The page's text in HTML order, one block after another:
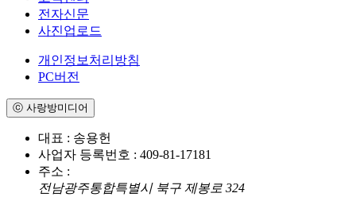
전자신문
사진업로드
개인정보처리방침
PC버전
ⓒ 사랑방미디어
대표 : 송용헌
사업자 등록번호 : 409-81-17181
주소 :
전남광주통합특별시 북구 제봉로 324